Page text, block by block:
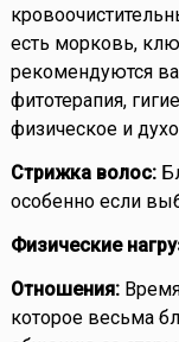
есть морковь,
рекомендуются
фитотерапия,
физическое и
Стрижка волос:
особенно если
Физические
Отношения:
которое весьма